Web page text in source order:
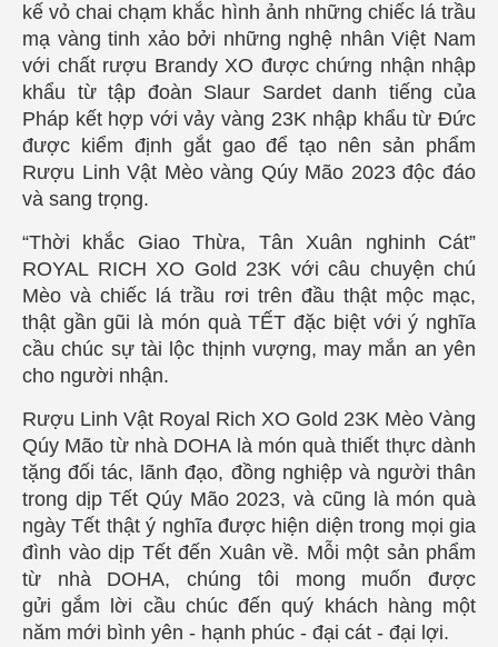
kế vỏ chai chạm khắc hình ảnh những chiếc lá trầu
mạ vàng tinh xảo bởi những nghệ nhân Việt Nam
với chất rượu Brandy XO được chứng nhận nhập
khẩu từ tập đoàn Slaur Sardet danh tiếng của
Pháp kết hợp với vảy vàng 23K nhập khẩu từ Đức
được kiểm định gắt gao để tạo nên sản phẩm
Rượu Linh Vật Mèo vàng Qúy Mão 2023 độc đáo
và sang trọng.
“Thời khắc Giao Thừa, Tân Xuân nghinh Cát”
ROYAL RICH XO Gold 23K với câu chuyện chú
Mèo và chiếc lá trầu rơi trên đầu thật mộc mạc,
thật gần gũi là món quà TẾT đặc biệt với ý nghĩa
cầu chúc sự tài lộc thịnh vượng, may mắn an yên
cho người nhận.
Rượu Linh Vật Royal Rich XO Gold 23K Mèo Vàng
Qúy Mão từ nhà DOHA là món quà thiết thực dành
tặng đối tác, lãnh đạo, đồng nghiệp và người thân
trong dịp Tết Qúy Mão 2023, và cũng là món quà
ngày Tết thật ý nghĩa được hiện diện trong mọi gia
đình vào dịp Tết đến Xuân về. Mỗi một sản phẩm
từ nhà DOHA, chúng tôi mong muốn được
gửi gắm lời cầu chúc đến quý khách hàng một
năm mới bình yên - hạnh phúc - đại cát - đại lợi.